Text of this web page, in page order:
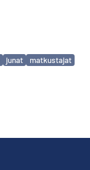
junat
matkustajat